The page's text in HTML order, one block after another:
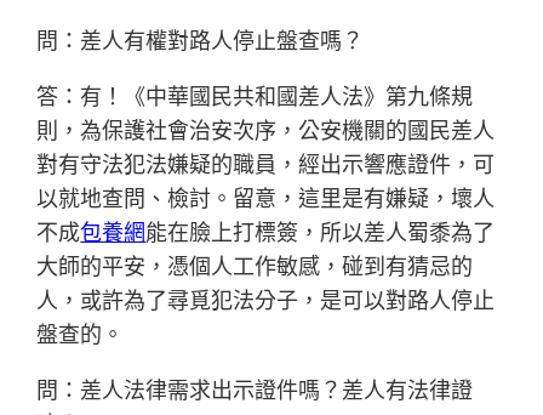
問：差人有權對路人停止盤查嗎？
答：有！《中華國民共和國差人法》第九條規
則，為保護社會治安次序，公安機關的國民差人
對有守法犯法嫌疑的職員，經出示響應證件，可
以就地查問、檢討。留意，這里是有嫌疑，壞人
不成包養網能在臉上打標簽，所以差人蜀黍為了
大師的平安，憑個人工作敏感，碰到有猜忌的
人，或許為了尋覓犯法分子，是可以對路人停止
盤查的。
問：差人法律需求出示證件嗎？差人有法律證